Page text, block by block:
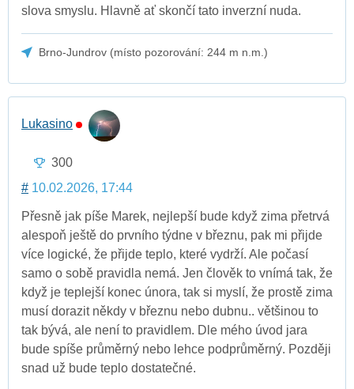
slova smyslu. Hlavně ať skončí tato inverzní nuda.
Brno-Jundrov (místo pozorování: 244 m n.m.)
Lukasino
300
# 10.02.2026, 17:44
Přesně jak píše Marek, nejlepší bude když zima přetrvá
alespoň ještě do prvního týdne v březnu, pak mi přijde
více logické, že přijde teplo, které vydrží. Ale počasí
samo o sobě pravidla nemá. Jen člověk to vnímá tak, že
když je teplejší konec února, tak si myslí, že prostě zima
musí dorazit někdy v březnu nebo dubnu.. většinou to
tak bývá, ale není to pravidlem. Dle mého úvod jara
bude spíše průměrný nebo lehce podprůměrný. Později
snad už bude teplo dostatečné.